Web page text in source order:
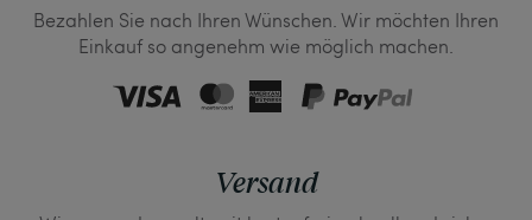
Bezahlen Sie nach Ihren Wünschen. Wir möchten Ihren
Einkauf so angenehm wie möglich machen.
Versand